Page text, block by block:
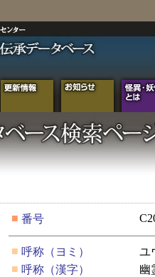
■ 番号
■ 呼称（ヨミ）
ユ
■ 呼称（漢字） 幽